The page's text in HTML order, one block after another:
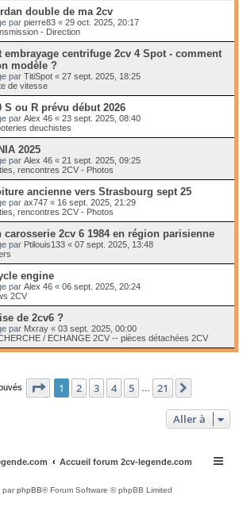
double de ma 2cv
par pierre83 « 29 oct. 2025, 20:17
- Direction
embrayage centrifuge 2cv 4 Spot - comment
modèle ?
par TitiSpot « 27 sept. 2025, 18:25
de vitesse
S ou R prévu début 2026
par Alex 46 « 23 sept. 2025, 08:40
deuchistes
2025
par Alex 46 « 21 sept. 2025, 09:25
rencontres 2CV - Photos
ancienne vers Strasbourg sept 25
par ax747 « 16 sept. 2025, 21:29
rencontres 2CV - Photos
carosserie 2cv 6 1984 en région parisienne
par Ptilouis133 « 07 sept. 2025, 13:48
engine
par Alex 46 « 06 sept. 2025, 20:24
2CV
de 2cv6 ?
par Mxray « 03 sept. 2025, 00:00
/ ECHANGE 2CV -- pièces détachées 2CV
Page 1sur21
1 2 3 4 5 21
Aller à
Accueil forum 2cv-legende.com
parphpBB® Forum Software © phpBB Limited